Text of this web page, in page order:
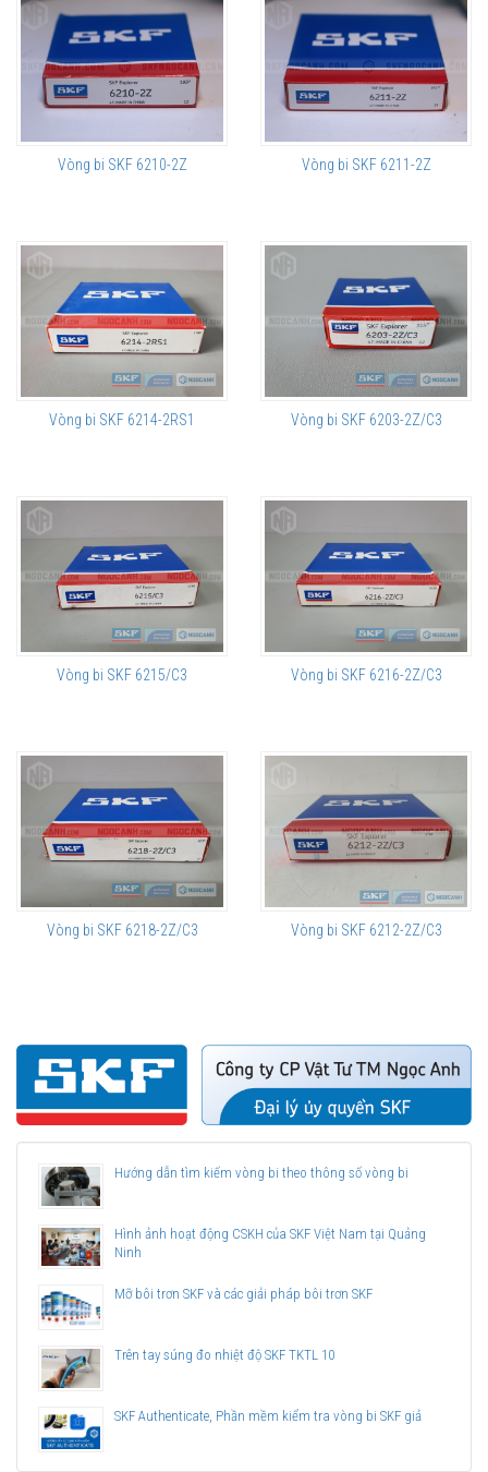
Vòng bi SKF 6210-2Z Vòng bi SKF 6211-2Z
Vòng bi SKF 6214-2RS1 Vòng bi SKF 6203-2Z/C3
Vòng bi SKF 6215/C3 Vòng bi SKF 6216-2Z/C3
Vòng bi SKF 6218-2Z/C3 Vòng bi SKF 6212-2Z/C3
Hướng dẫn tìm kiếm vòng bi theo thông số vòng bi
Hình ảnh hoạt động CSKH của SKF Việt Nam tại Quảng
Ninh
Mỡ bôi trơn SKF và các giải pháp bôi trơn SKF
Trên tay súng đo nhiệt độ SKF TKTL 10
SKF Authenticate, Phần mềm kiểm tra vòng bi SKF giả